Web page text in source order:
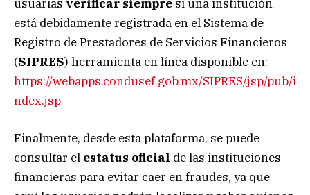
usuarias verificar siempre si una institución
está debidamente registrada en el Sistema de
Registro de Prestadores de Servicios Financieros
(SIPRES) herramienta en línea disponible en:
https://webapps.condusef.gob.mx/SIPRES/jsp/pub/i
ndex.jsp
Finalmente, desde esta plataforma, se puede
consultar el estatus oficial de las instituciones
financieras para evitar caer en fraudes, ya que